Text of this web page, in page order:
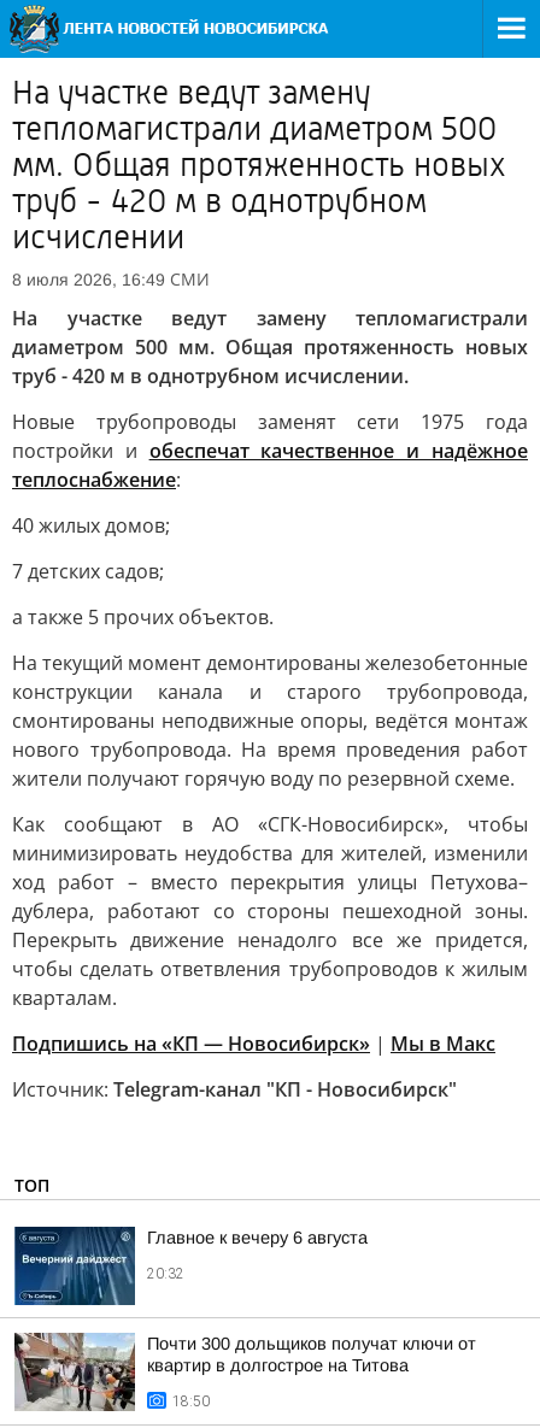
На участке ведут замену
тепломагистрали диаметром 500
мм. Общая протяженность новых
труб - 420 м в однотрубном
исчислении
8 июля 2026, 16:49 СМИ
На участке ведут замену тепломагистрали
диаметром 500 мм. Общая протяженность новых
труб - 420 м в однотрубном исчислении.
Новые трубопроводы заменят сети 1975 года
постройки и обеспечат качественное и надёжное
теплоснабжение:
40 жилых домов;
7 детских садов;
а также 5 прочих объектов.
На текущий момент демонтированы железобетонные
конструкции канала и старого трубопровода,
смонтированы неподвижные опоры, ведётся монтаж
нового трубопровода. На время проведения работ
жители получают горячую воду по резервной схеме.
Как сообщают в АО «СГК-Новосибирск», чтобы
минимизировать неудобства для жителей, изменили
ход работ – вместо перекрытия улицы Петухова–
дублера, работают со стороны пешеходной зоны.
Перекрыть движение ненадолго все же придется,
чтобы сделать ответвления трубопроводов к жилым
кварталам.
Подпишись на «КП — Новосибирск» | Мы в Mакс
Источник: Telegram-канал "КП - Новосибирск"
ТОП
Главное к вечеру 6 августа
20:32
Почти 300 дольщиков получат ключи от
квартир в долгострое на Титова
18:50